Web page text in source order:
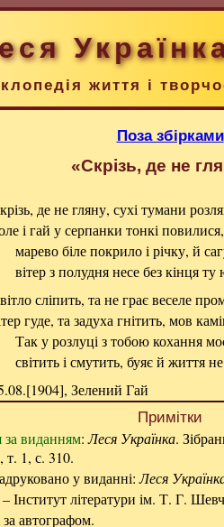
життя і
Поза збірками
«Скрізь, де не
де не гляну, сухі тумани
і гай у серпанки тонкі повилися,
марево біле покрило і річку, й
вітер з полудня несе без кінця ту
сліпить, та не грає веселе
гуде, та задуха гнітить, мов
Так у розлуці з тобою кохання
світить і смутить, буяє й життя
Зелений Гай
Примітки
за виданням:Леся Українка.
т. 1, с. 310.
у виданні:Леся
Інститут літератури ім. Т. Г.
за автографом.